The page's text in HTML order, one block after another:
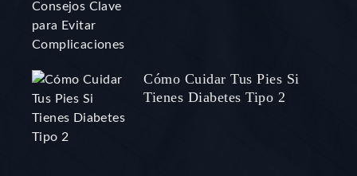
Cómo Cuidar Tus Pies Si
Tienes Diabetes Tipo 2